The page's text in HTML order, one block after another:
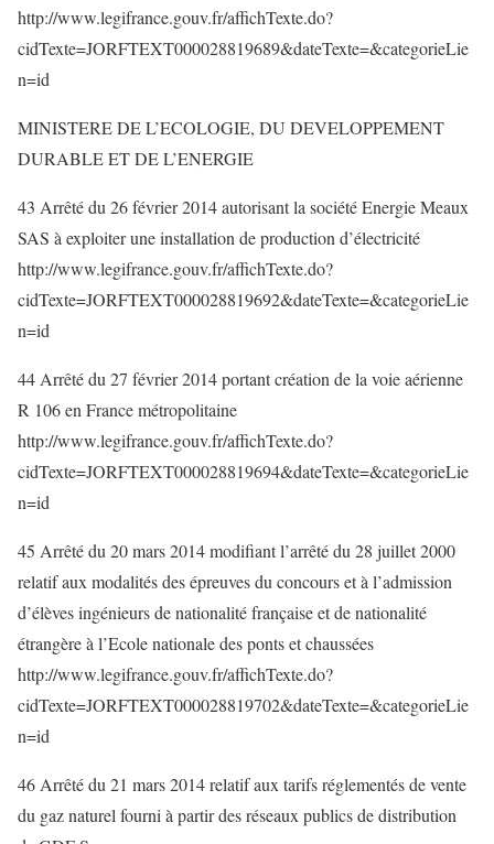
http://www.legifrance.gouv.fr/affichTexte.do?
cidTexte=JORFTEXT000028819689&dateTexte=&categorieLie
n=id
MINISTERE DE L’ECOLOGIE, DU DEVELOPPEMENT
DURABLE ET DE L’ENERGIE
43 Arrêté du 26 février 2014 autorisant la société Energie Meaux
SAS à exploiter une installation de production d’électricité
http://www.legifrance.gouv.fr/affichTexte.do?
cidTexte=JORFTEXT000028819692&dateTexte=&categorieLie
n=id
44 Arrêté du 27 février 2014 portant création de la voie aérienne
R 106 en France métropolitaine
http://www.legifrance.gouv.fr/affichTexte.do?
cidTexte=JORFTEXT000028819694&dateTexte=&categorieLie
n=id
45 Arrêté du 20 mars 2014 modifiant l’arrêté du 28 juillet 2000
relatif aux modalités des épreuves du concours et à l’admission
d’élèves ingénieurs de nationalité française et de nationalité
étrangère à l’Ecole nationale des ponts et chaussées
http://www.legifrance.gouv.fr/affichTexte.do?
cidTexte=JORFTEXT000028819702&dateTexte=&categorieLie
n=id
46 Arrêté du 21 mars 2014 relatif aux tarifs réglementés de vente
du gaz naturel fourni à partir des réseaux publics de distribution